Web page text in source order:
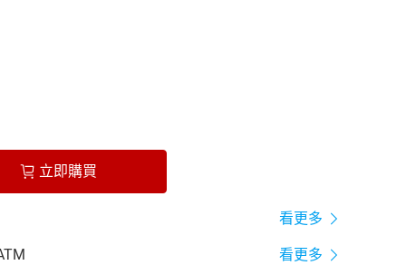
立即購買
看更多
看更多